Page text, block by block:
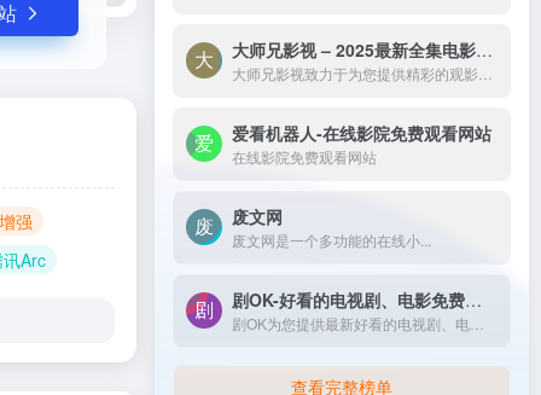
强
Arc
大师兄影视 – 2025最新全集电影电视剧_高清短剧视频免费在线观看-大师兄影视致力于为您提供精彩的观影选择，包括热门电影、电视剧、短剧、最新综艺节目和经典动漫。我们实时更新影片，确保您能享受最新、最全面的在线电影免费观看，更多高清资源尽在大师兄影院网。
爱看机器人-在线影院免费观看网站
在线影院免费观看网站
废文网
废文网是一个多功能的在线小...
剧OK-好看的电视剧、电影免费在线播放
查看完整榜单